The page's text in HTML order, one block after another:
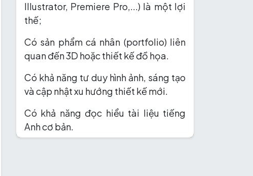
Illustrator, Premiere Pro,...) là một lợi
thế;
Có sản phẩm cá nhân (portfolio) liên
quan đến 3D hoặc thiết kế đồ họa.
Có khả năng tư duy hình ảnh, sáng tạo
và cập nhật xu hướng thiết kế mới.
Có khả năng đọc hiểu tài liệu tiếng
Anh cơ bản.